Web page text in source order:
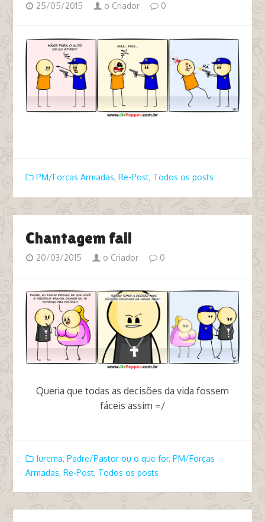
25/05/2015 o Criador 0
PM/Forças Armadas, Re-Post, Todos os posts
Chantagem fail
20/03/2015 o Criador 0
Queria que todas as decisões da vida fossem
fáceis assim =/
Jurema, Padre/Pastor ou o que for, PM/Forças
Armadas, Re-Post, Todos os posts